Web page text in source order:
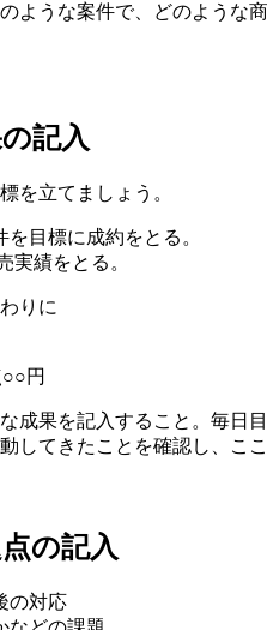
ような案件で、どのような
記入
を立てましょう。
目標に成約をとる。
実績をとる。
りに
円
成果を記入すること。毎日
してきたことを確認し、こ
の記入
の対応